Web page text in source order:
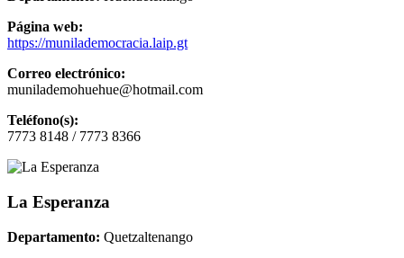
Página web:
https://munilademocracia.laip.gt
Correo electrónico:
munilademohuehue@hotmail.com
Teléfono(s):
7773 8148 / 7773 8366
La Esperanza
Departamento: Quetzaltenango